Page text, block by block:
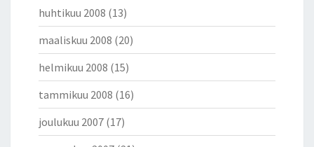
huhtikuu 2008 (13)
maaliskuu 2008 (20)
helmikuu 2008 (15)
tammikuu 2008 (16)
joulukuu 2007 (17)